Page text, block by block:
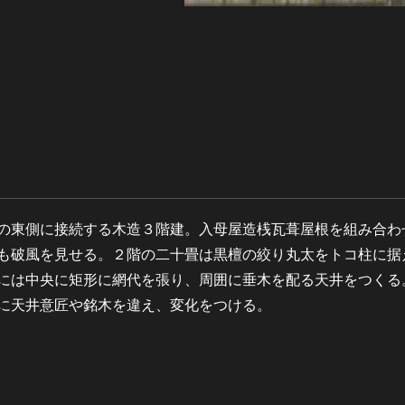
東側に接続する木造３階建。入母屋造桟瓦葺屋根を組み合わ
破風を見せる。２階の二十畳は黒檀の絞り丸太をトコ柱に据
は中央に矩形に網代を張り、周囲に垂木を配る天井をつくる
天井意匠や銘木を違え、変化をつける。